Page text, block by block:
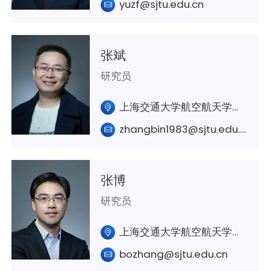
yuzf@sjtu.edu.cn
张斌
研究员
上海交通大学航空航天学院A426
zhangbin1983@sjtu.edu.cn
张博
研究员
上海交通大学航空航天学院A322
bozhang@sjtu.edu.cn